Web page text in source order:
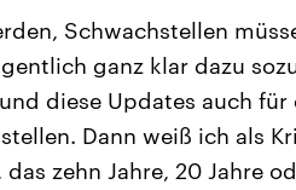
Schwachstellen
ganz klar dazu
diese Updates auch
Dann weiß ich als
zehn Jahre, 20 Jahre